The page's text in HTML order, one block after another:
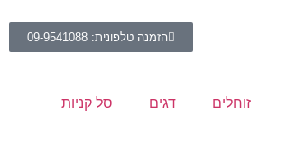
הזמנה טלפונית: 09-9541088
זוחלים דגים סל קניות